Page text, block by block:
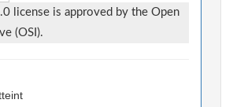
license is approved by the Open
(OSI).